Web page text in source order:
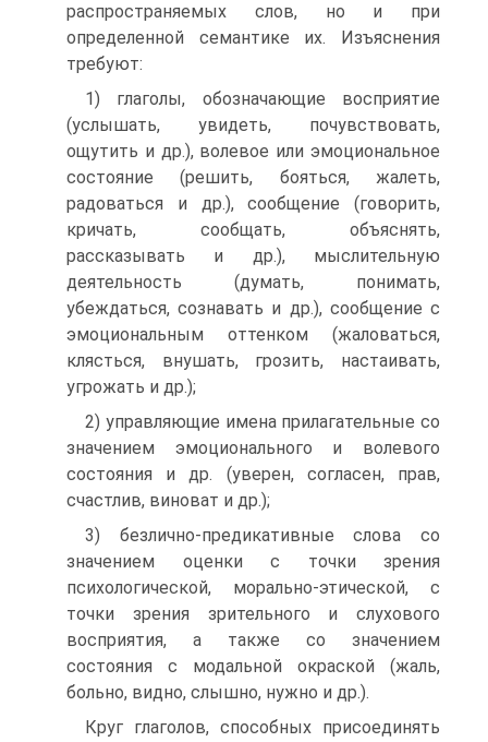
распространяемых слов, но и при
определенной семантике их. Изъяснения
требуют:
1) глаголы, обозначающие восприятие
(услышать, увидеть, почувствовать,
ощутить и др.), волевое или эмоциональное
состояние (решить, бояться, жалеть,
радоваться и др.), сообщение (говорить,
кричать, сообщать, объяснять,
рассказывать и др.), мыслительную
деятельность (думать, понимать,
убеждаться, сознавать и др.), сообщение с
эмоциональным оттенком (жаловаться,
клясться, внушать, грозить, настаивать,
угрожать и др.);
2) управляющие имена прилагательные со
значением эмоционального и волевого
состояния и др. (уверен, согласен, прав,
счастлив, виноват и др.);
3) безлично-предикативные слова со
значением оценки с точки зрения
психологической, морально-этической, с
точки зрения зрительного и слухового
восприятия, а также со значением
состояния с модальной окраской (жаль,
больно, видно, слышно, нужно и др.).
Круг глаголов, способных присоединять